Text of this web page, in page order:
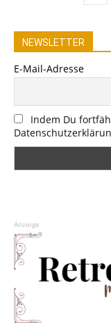
NEWSLETTER
E-Mail-Adresse
Indem Du
Anzeige